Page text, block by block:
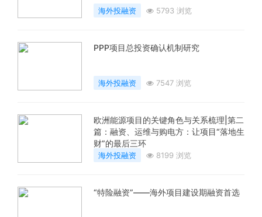
海外投融资 5793 浏览
PPP项目总投资确认机制研究
海外投融资 7547 浏览
欧洲能源项目的关键角色与关系梳理|第二
篇：融资、运维与购电方：让项目“落地生
财”的最后三环
海外投融资 8199 浏览
“特险融资”——海外项目建设期融资首选